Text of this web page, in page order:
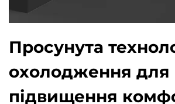
Просунута
охолодження для
підвищення